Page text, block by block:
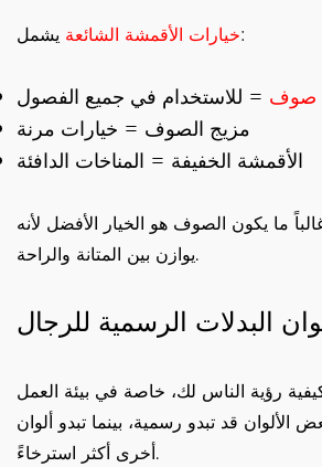
خيارات الأقمشة الشائعةيشمل:
صوف = للاستخدام في جميع الفصول
مزيج الصوف = خيارات مرنة
الأقمشة الخفيفة = المناخات الدافئة
ما يكون الصوف هو الخيار الأفضل لأنه
يوازن بين المتانة والراحة.
البدلات الرسمية للرجال
رؤية الناس لك، خاصة في بيئة العمل
الألوان قد تبدو رسمية، بينما تبدو ألوان
أخرى أكثر استرخاءً.